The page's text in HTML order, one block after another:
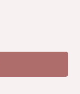
= 10 x 10
100, EN71-3
bei 40 °C